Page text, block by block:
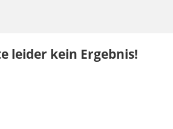
leider kein Ergebnis!